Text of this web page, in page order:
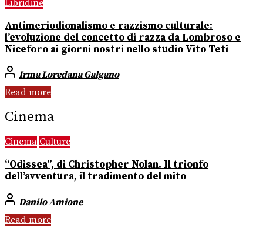
Libridine
Antimeriodionalismo e razzismo culturale:
l’evoluzione del concetto di razza da Lombroso e
Niceforo ai giorni nostri nello studio Vito Teti
Irma Loredana Galgano
Read more
Cinema
Cinema Culture
“Odissea”, di Christopher Nolan. Il trionfo
dell’avventura, il tradimento del mito
Danilo Amione
Read more